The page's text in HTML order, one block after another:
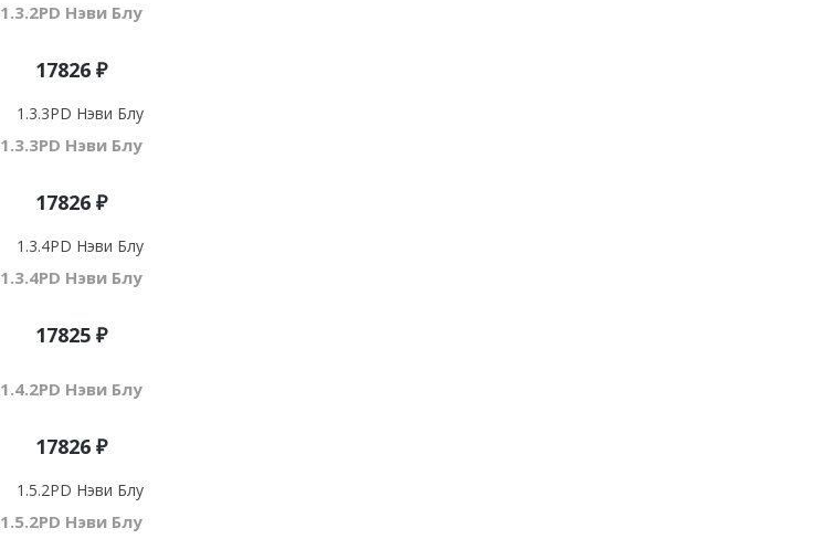
1.3.2PD Нэви Блу
17826 ₽
1.3.3PD Нэви Блу
17826 ₽
1.3.4PD Нэви Блу
17825 ₽
1.4.2PD Нэви Блу
17826 ₽
1.5.2PD Нэви Блу